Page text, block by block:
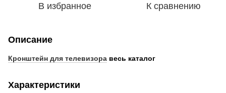
В избранное К сравнению
Описание
Кронштейн для телевизора весь каталог
Характеристики